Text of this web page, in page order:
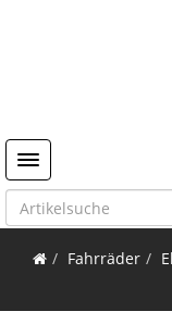
Toggle navigation
Fahrräder